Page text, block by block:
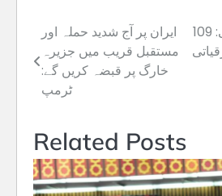
Post
navigation
ایران پر آج شدید حملہ اور
مستقبل قریب میں جزیرہ
خارگ پر قبضہ کریں گے:
ٹرمپ
109 ارب روپے کی کٹوتی:
Related Posts